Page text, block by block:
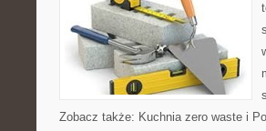
Zobacz także: Kuchnia zero waste i